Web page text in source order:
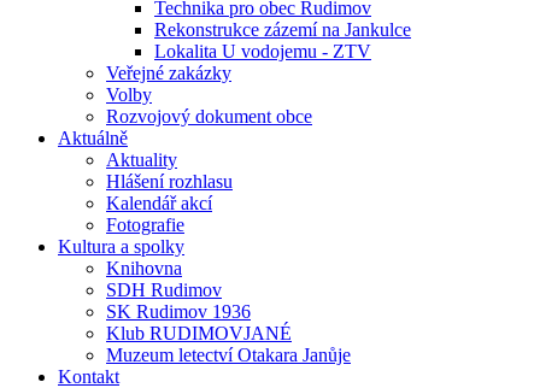
Technika pro obec Rudimov
Rekonstrukce zázemí na Jankulce
Lokalita U vodojemu - ZTV
Veřejné zakázky
Volby
Rozvojový dokument obce
Aktuálně
Aktuality
Hlášení rozhlasu
Kalendář akcí
Fotografie
Kultura a spolky
Knihovna
SDH Rudimov
SK Rudimov 1936
Klub RUDIMOVJANÉ
Muzeum letectví Otakara Janůje
Kontakt